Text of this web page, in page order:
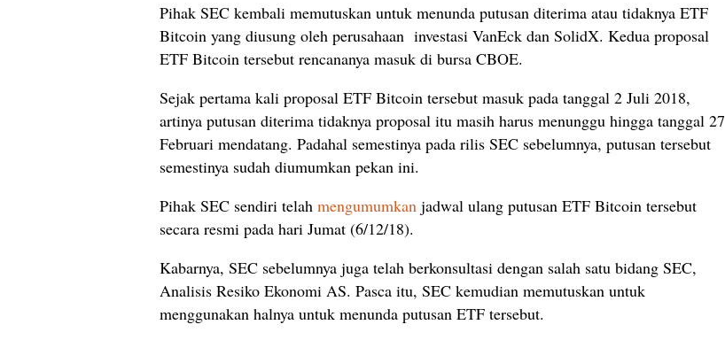
Pihak SEC kembali memutuskan untuk menunda putusan diterima atau tidaknya ETF
Bitcoin yang diusung oleh perusahaan investasi VanEck dan SolidX. Kedua proposal
ETF Bitcoin tersebut rencananya masuk di bursa CBOE.
Sejak pertama kali proposal ETF Bitcoin tersebut masuk pada tanggal 2 Juli 2018,
artinya putusan diterima tidaknya proposal itu masih harus menunggu hingga tanggal 27
Februari mendatang. Padahal semestinya pada rilis SEC sebelumnya, putusan tersebut
semestinya sudah diumumkan pekan ini.
Pihak SEC sendiri telah mengumumkan jadwal ulang putusan ETF Bitcoin tersebut
secara resmi pada hari Jumat (6/12/18).
Kabarnya, SEC sebelumnya juga telah berkonsultasi dengan salah satu bidang SEC,
Analisis Resiko Ekonomi AS. Pasca itu, SEC kemudian memutuskan untuk
menggunakan halnya untuk menunda putusan ETF tersebut.